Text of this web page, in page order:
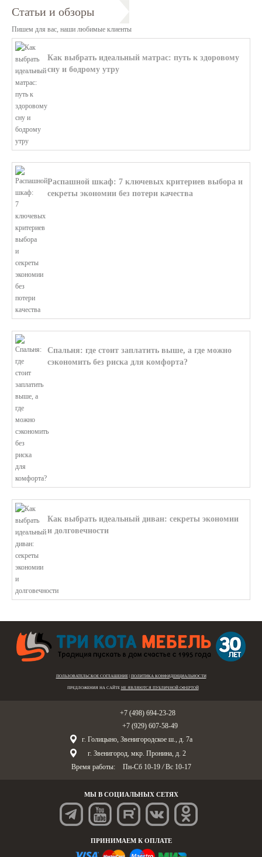
Статьи и обзоры
Пишем для вас, наши любимые клиенты
Как выбрать идеальный матрас: путь к здоровому
сну и бодрому утру
Распашной шкаф: 7 ключевых критериев выбора и
секреты экономии без потери качества
Спальня: где стоит заплатить выше, а где можно
сэкономить без риска для комфорта?
Как выбрать идеальный диван: секреты экономии
и долговечности
ПОЛЬЗОВАТЕЛЬСКОЕ СОГЛАШЕНИЕ| ПОЛИТИКА КОНФИДЕНЦИАЛЬНОСТИ
ПРЕДЛОЖЕНИЯ НА САЙТЕ НЕ ЯВЛЯЮТСЯ ПУБЛИЧНОЙ ОФЕРТОЙ
+7 (498) 694-23-28
+7 (929) 607-58-49
г. Голицыно, Звенигородское ш., д. 7а
г. Звенигород, мкр. Пронина, д. 2
Время работы:
Пн-Сб 10-19 / Вс 10-17
МЫ В СОЦИАЛЬНЫХ СЕТЯХ
ПРИНИМАЕМ К ОПЛАТЕ